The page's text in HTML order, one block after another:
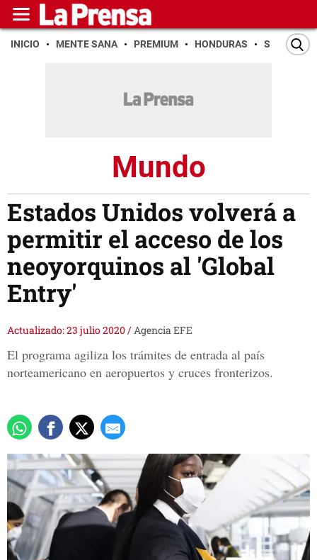
INICIO MENTE SANA PREMIUM HONDURAS SAN PEDRO
Mundo
Estados Unidos volverá a
permitir el acceso de los
neoyorquinos al 'Global
Entry'
Actualizado: 23 julio 2020/Agencia EFE
El programa agiliza los trámites de entrada al país
norteamericano en aeropuertos y cruces fronterizos.